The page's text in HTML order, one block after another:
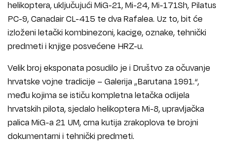
helikoptera, uključujući MiG-21, Mi-24, Mi-171Sh, Pilatus
PC-9, Canadair CL-415 te dva Rafalea. Uz to, bit će
izloženi letački kombinezoni, kacige, oznake, tehnički
predmeti i knjige posvećene HRZ-u.
Velik broj eksponata posudilo je i Društvo za očuvanje
hrvatske vojne tradicije – Galerija „Barutana 1991.“,
među kojima se ističu kompletna letačka odijela
hrvatskih pilota, sjedalo helikoptera Mi-8, upravljačka
palica MiG-a 21 UM, crna kutija zrakoplova te brojni
dokumentarni i tehnički predmeti.